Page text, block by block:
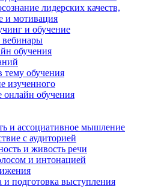
лидерских качеств,
и мотивация
и обучение
обучения
тему обучения
изученного
онлайн обучения
и ассоциативное мышление
с аудиторией
и живость речи
и интонацией
и подготовка выступления